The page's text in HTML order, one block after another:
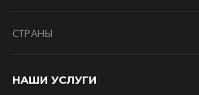
СТРАНЫ
НАШИ УСЛУГИ